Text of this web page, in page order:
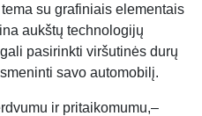
su grafiniais elementais
aukštų technologijų
pasirinkti viršutinės durų
savo automobilį.
ir pritaikomumu,–